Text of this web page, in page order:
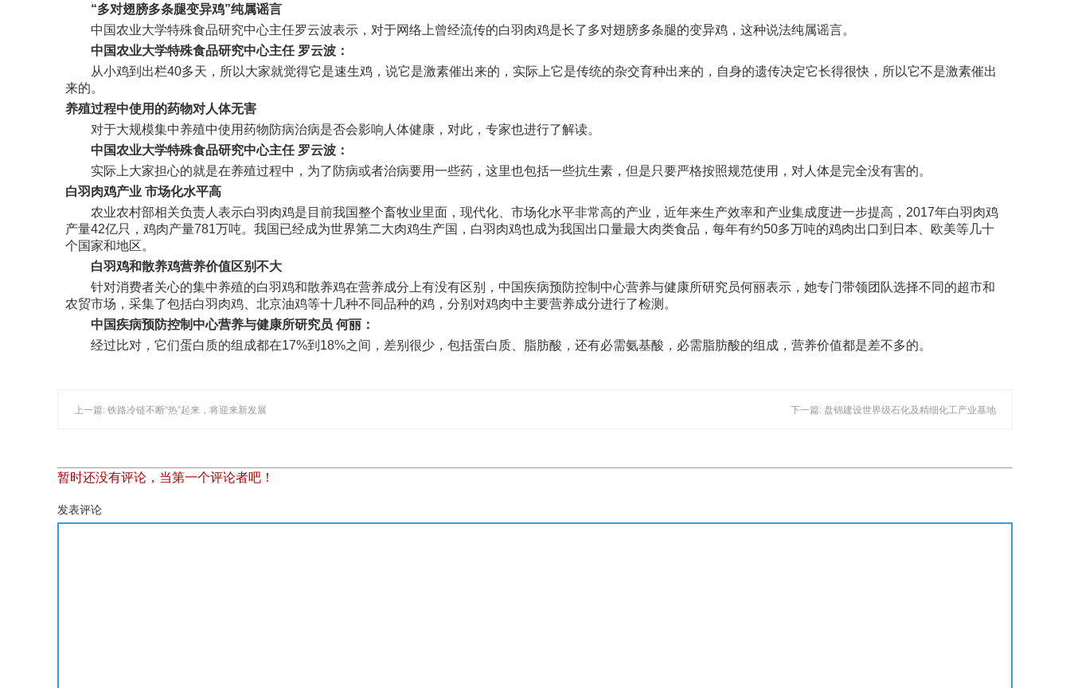
“多对翅膀多条腿变异鸡”纯属谣言
中国农业大学特殊食品研究中心主任罗云波表示，对于网络上曾经流传的白羽肉鸡是长了多对翅膀多条腿的变异鸡，这种说法纯属谣言。
中国农业大学特殊食品研究中心主任 罗云波：
从小鸡到出栏40多天，所以大家就觉得它是速生鸡，说它是激素催出来的，实际上它是传统的杂交育种出来的，自身的遗传决定它长得很快，所以它不是激素催出
来的。
养殖过程中使用的药物对人体无害
对于大规模集中养殖中使用药物防病治病是否会影响人体健康，对此，专家也进行了解读。
中国农业大学特殊食品研究中心主任 罗云波：
实际上大家担心的就是在养殖过程中，为了防病或者治病要用一些药，这里也包括一些抗生素，但是只要严格按照规范使用，对人体是完全没有害的。
白羽肉鸡产业 市场化水平高
农业农村部相关负责人表示白羽肉鸡是目前我国整个畜牧业里面，现代化、市场化水平非常高的产业，近年来生产效率和产业集成度进一步提高，2017年白羽肉鸡
产量42亿只，鸡肉产量781万吨。我国已经成为世界第二大肉鸡生产国，白羽肉鸡也成为我国出口量最大肉类食品，每年有约50多万吨的鸡肉出口到日本、欧美等几十
个国家和地区。
白羽鸡和散养鸡营养价值区别不大
针对消费者关心的集中养殖的白羽鸡和散养鸡在营养成分上有没有区别，中国疾病预防控制中心营养与健康所研究员何丽表示，她专门带领团队选择不同的超市和
农贸市场，采集了包括白羽肉鸡、北京油鸡等十几种不同品种的鸡，分别对鸡肉中主要营养成分进行了检测。
中国疾病预防控制中心营养与健康所研究员 何丽：
经过比对，它们蛋白质的组成都在17%到18%之间，差别很少，包括蛋白质、脂肪酸，还有必需氨基酸，必需脂肪酸的组成，营养价值都是差不多的。
上一篇: 铁路冷链不断“热”起来，将迎来新发展 下一篇: 盘锦建设世界级石化及精细化工产业基地
暂时还没有评论，当第一个评论者吧！
发表评论